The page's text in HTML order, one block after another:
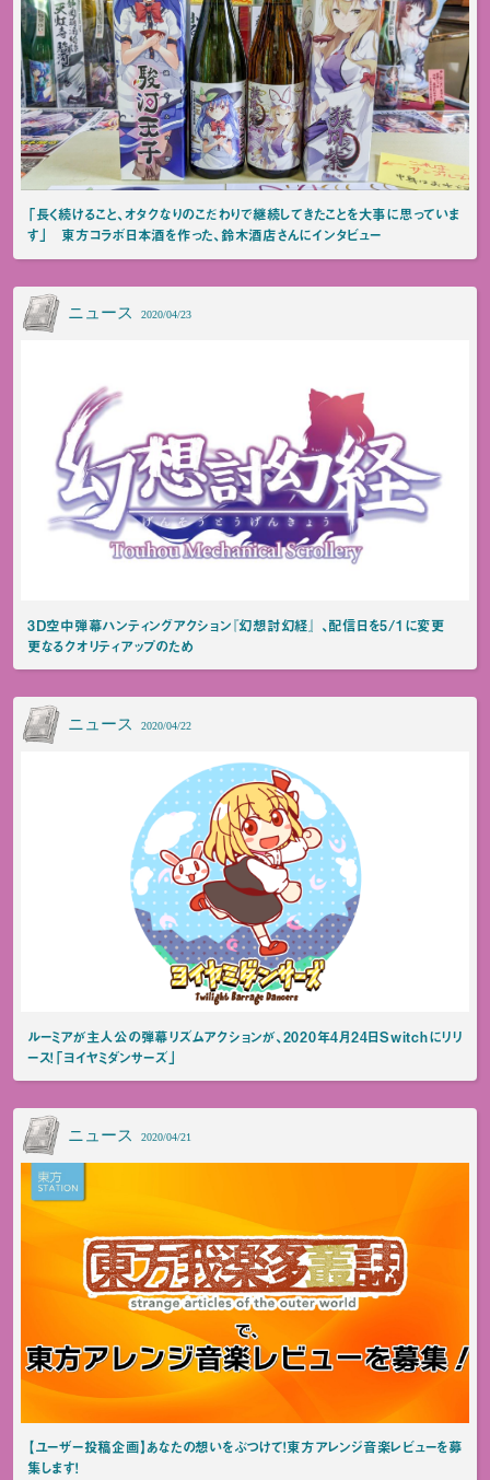
「長く続けること、オタクなりのこだわりで継続してきたことを大事に思っていま
す」 東方コラボ日本酒を作った、鈴木酒店さんにインタビュー
ニュース 2020/04/23
3D空中弾幕ハンティングアクション『幻想討幻経』 、配信日を5/1に変更
更なるクオリティアップのため
ニュース 2020/04/22
ルーミアが主人公の弾幕リズムアクションが、2020年4月24日Switchにリリ
ース！「ヨイヤミダンサーズ」
ニュース 2020/04/21
【ユーザー投稿企画】あなたの想いをぶつけて！東方アレンジ音楽レビューを募
集します！